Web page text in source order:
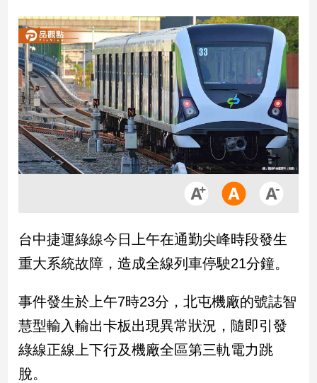
產
經/
股
市
房
地
產
品
政
治
治
焦
點
品
點
台中捷運綠線今日上午在通勤尖峰時段發生
重大系統故障，造成全線列車停駛21分鐘。
事件發生於上午7時23分，北屯機廠的號誌智
慧型輸入輸出卡板出現異常狀況，隨即引發
綠線正線上下行及機廠全區第三軌電力跳
脫。